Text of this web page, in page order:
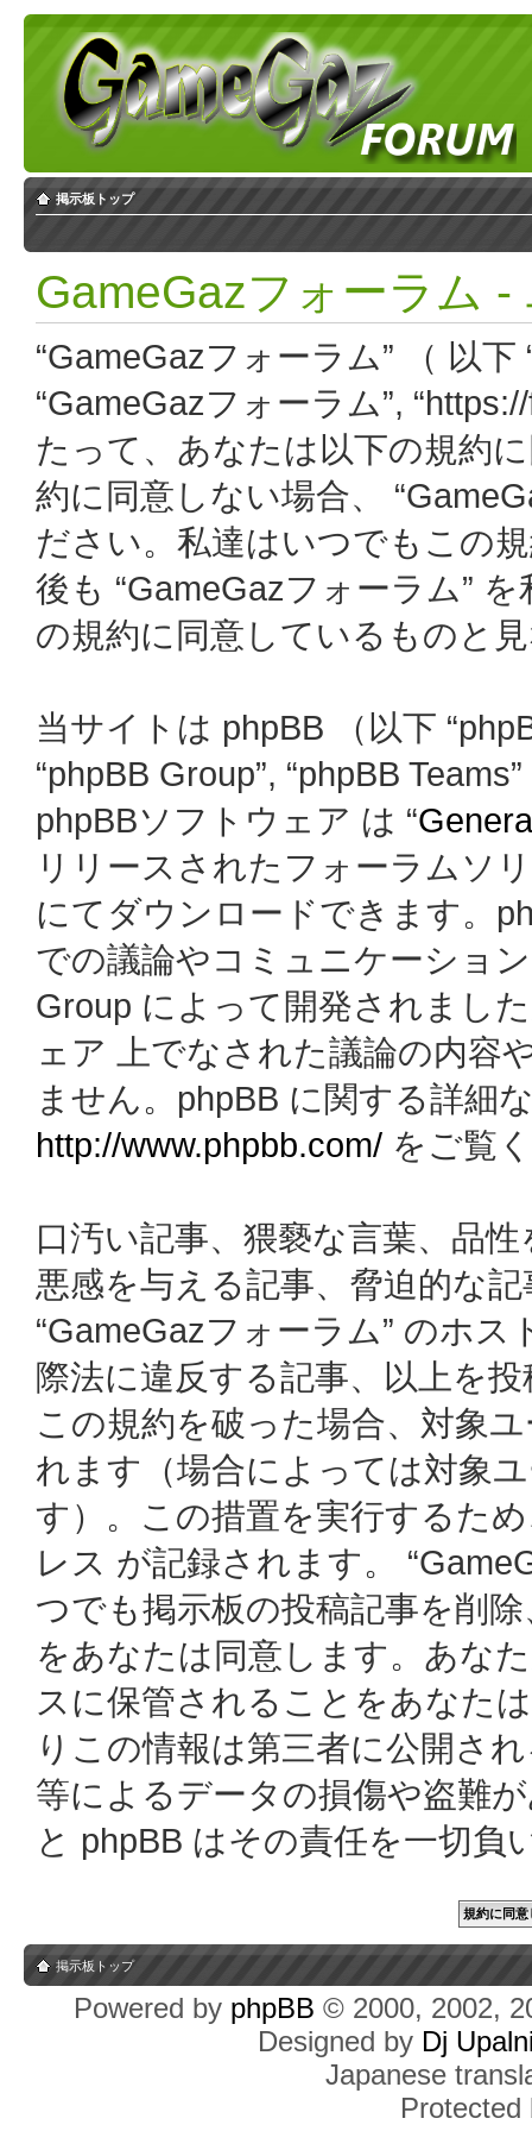
掲示板トップ
GameGazフォーラム -
“GameGazフォーラム” （ 以下
“GameGazフォーラム”,
たって、あなたは以下の規約
約に同意しない場合、
ださい。私達はいつでもこの
後も “GameGazフォーラム”
の規約に同意しているものと
当サイトは phpBB （以下
“phpBB Group”, “phpBB
phpBBソフトウェア は “
リリースされたフォーラムソ
にてダウンロードできます。
での議論やコミュニケーショ
Group によって開発されまし
ェア 上でなされた議論の内容
ません。phpBB に関する詳細
http://www.phpbb.com/ をご覧
口汚い記事、猥褻な言葉、品
悪感を与える記事、脅迫的な
“GameGazフォーラム” のホ
際法に違反する記事、以上を
この規約を破った場合、対象
れます（場合によっては対象
す）。この措置を実行するた
レス が記録されます。
つでも掲示板の投稿記事を削
をあなたは同意します。あな
スに保管されることをあなた
りこの情報は第三者に公開さ
等によるデータの損傷や盗難
と phpBB はその責任を一切負
掲示板トップ
Powered by phpBB © 2000, 2002,
Designed by Dj
Japanese